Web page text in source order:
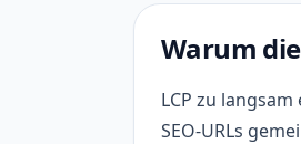
Warum
LCP zu
SEO-URLs